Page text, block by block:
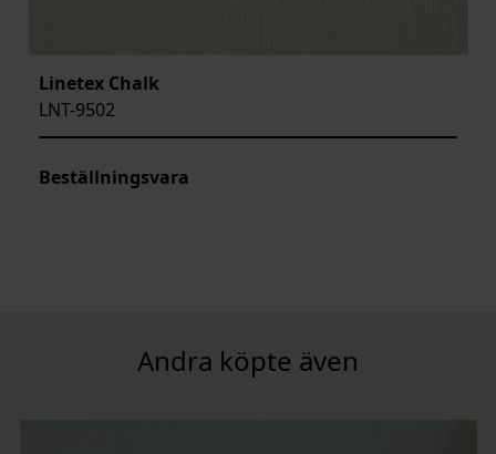
Linetex Chalk
LNT-9502
Beställningsvara